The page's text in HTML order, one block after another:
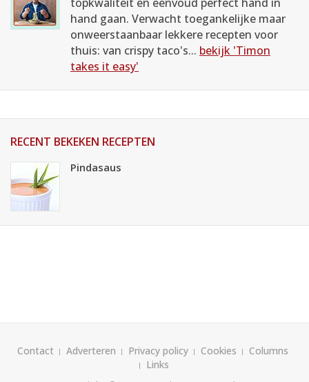
hand gaan. Verwacht toegankelijke maar
onweerstaanbaar lekkere recepten voor
thuis: van crispy taco's... bekijk 'Timon
takes it easy'
RECENT BEKEKEN RECEPTEN
Pindasaus
Contact Adverteren Privacy policy Cookies
Columns
Links